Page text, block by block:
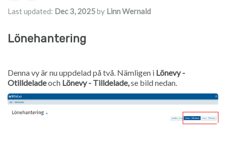
Last updated: Dec 3, 2025by Linn Wernald
Lönehantering
Denna vy är nu uppdelad på två. Nämligen i Lönevy -
Otilldeladeoch Lönevy - Tilldelade,se bild nedan.